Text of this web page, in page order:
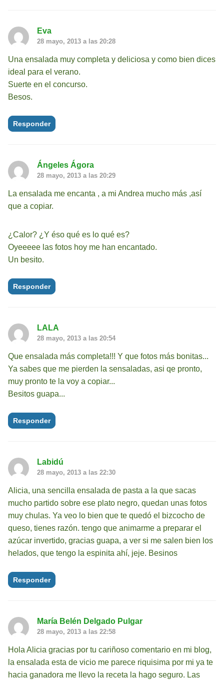
Eva
28 mayo, 2013 a las 20:28
Una ensalada muy completa y deliciosa y como bien dices
ideal para el verano.
Suerte en el concurso.
Besos.
Responder
Ángeles Ágora
28 mayo, 2013 a las 20:29
La ensalada me encanta , a mi Andrea mucho más ,así
que a copiar.
¿Calor? ¿Y éso qué es lo qué es?
Oyeeeee las fotos hoy me han encantado.
Un besito.
Responder
LALA
28 mayo, 2013 a las 20:54
Que ensalada más completa!!! Y que fotos más bonitas...
Ya sabes que me pierden la sensaladas, asi qe pronto,
muy pronto te la voy a copiar...
Besitos guapa...
Responder
Labidú
28 mayo, 2013 a las 22:30
Alicia, una sencilla ensalada de pasta a la que sacas
mucho partido sobre ese plato negro, quedan unas fotos
muy chulas. Ya veo lo bien que te quedó el bizcocho de
queso, tienes razón. tengo que animarme a preparar el
azúcar invertido, gracias guapa, a ver si me salen bien los
helados, que tengo la espinita ahí, jeje. Besinos
Responder
María Belén Delgado Pulgar
28 mayo, 2013 a las 22:58
Hola Alicia gracias por tu cariñoso comentario en mi blog,
la ensalada esta de vicio me parece riquisima por mi ya te
hacia ganadora me llevo la receta la hago seguro. Las